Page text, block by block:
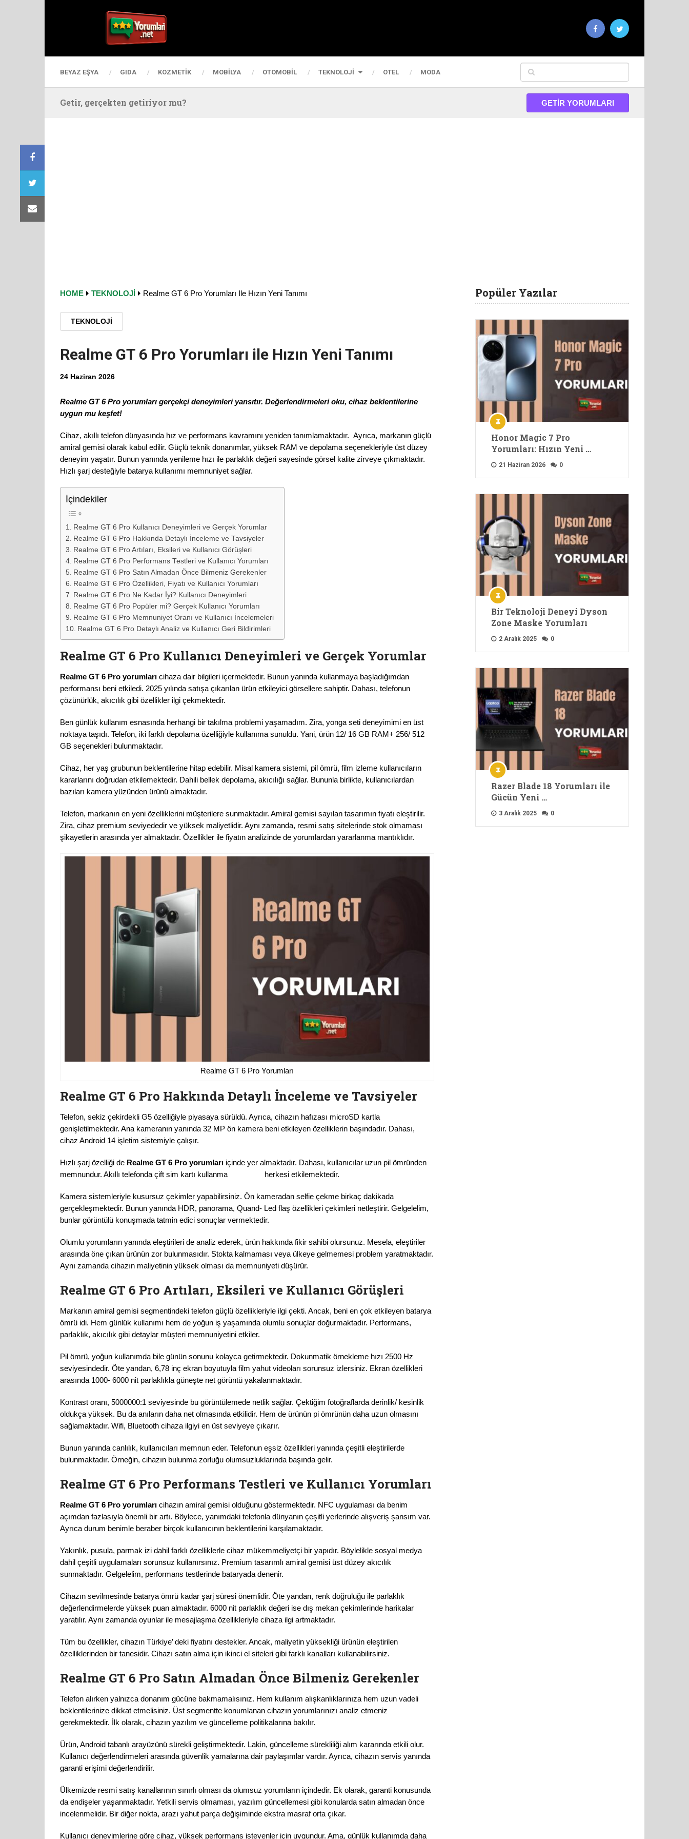
BEYAZ EŞYA GIDA KOZMETIK MOBILYA OTOMOBIL TEKNOLOJI OTEL MODA
Getir, gerçekten getiriyor mu? GETIR YORUMLARI
HOME TEKNOLOJI Realme GT 6 Pro Yorumları Ile Hızın Yeni Tanımı
TEKNOLOJI
Realme GT 6 Pro Yorumları ile Hızın Yeni Tanımı
24 Haziran 2026
Realme GT 6 Pro yorumları gerçekçi deneyimleri yansıtır. Değerlendirmeleri oku, cihaz beklentilerine
uygun mu keşfet!
Cihaz, akıllı telefon dünyasında hız ve performans kavramını yeniden tanımlamaktadır. Ayrıca, markanın güçlü
amiral gemisi olarak kabul edilir. Güçlü teknik donanımlar, yüksek RAM ve depolama seçenekleriyle üst düzey
deneyim yaşatır. Bunun yanında yenileme hızı ile parlaklık değeri sayesinde görsel kalite zirveye çıkmaktadır.
Hızlı şarj desteğiyle batarya kullanımı memnuniyet sağlar.
İçindekiler
Realme GT 6 Pro Kullanıcı Deneyimleri ve Gerçek Yorumlar
Realme GT 6 Pro Hakkında Detaylı İnceleme ve Tavsiyeler
Realme GT 6 Pro Artıları, Eksileri ve Kullanıcı Görüşleri
Realme GT 6 Pro Performans Testleri ve Kullanıcı Yorumları
Realme GT 6 Pro Satın Almadan Önce Bilmeniz Gerekenler
Realme GT 6 Pro Özellikleri, Fiyatı ve Kullanıcı Yorumları
Realme GT 6 Pro Ne Kadar İyi? Kullanıcı Deneyimleri
Realme GT 6 Pro Popüler mi? Gerçek Kullanıcı Yorumları
Realme GT 6 Pro Memnuniyet Oranı ve Kullanıcı İncelemeleri
Realme GT 6 Pro Detaylı Analiz ve Kullanıcı Geri Bildirimleri
Realme GT 6 Pro Kullanıcı Deneyimleri ve Gerçek Yorumlar
Realme GT 6 Pro yorumları cihaza dair bilgileri içermektedir. Bunun yanında kullanmaya başladığımdan
performansı beni etkiledi. 2025 yılında satışa çıkarılan ürün etkileyici görsellere sahiptir. Dahası, telefonun
çözünürlük, akıcılık gibi özellikler ilgi çekmektedir.
Ben günlük kullanım esnasında herhangi bir takılma problemi yaşamadım. Zira, yonga seti deneyimimi en üst
noktaya taşıdı. Telefon, iki farklı depolama özelliğiyle kullanıma sunuldu. Yani, ürün 12/ 16 GB RAM+ 256/ 512
GB seçenekleri bulunmaktadır.
Cihaz, her yaş grubunun beklentilerine hitap edebilir. Misal kamera sistemi, pil ömrü, film izleme kullanıcıların
kararlarını doğrudan etkilemektedir. Dahili bellek depolama, akıcılığı sağlar. Bununla birlikte, kullanıcılardan
bazıları kamera yüzünden ürünü almaktadır.
Telefon, markanın en yeni özelliklerini müşterilere sunmaktadır. Amiral gemisi sayılan tasarımın fiyatı eleştirilir.
Zira, cihaz premium seviyededir ve yüksek maliyetlidir. Aynı zamanda, resmi satış sitelerinde stok olmaması
şikayetlerin arasında yer almaktadır. Özellikler ile fiyatın analizinde de yorumlardan yararlanma mantıklıdır.
Realme GT 6 Pro Yorumları
Realme GT 6 Pro Hakkında Detaylı İnceleme ve Tavsiyeler
Telefon, sekiz çekirdekli G5 özelliğiyle piyasaya sürüldü. Ayrıca, cihazın hafızası microSD kartla
genişletilmektedir. Ana kameranın yanında 32 MP ön kamera beni etkileyen özelliklerin başındadır. Dahası,
cihaz Android 14 işletim sistemiyle çalışır.
Hızlı şarj özelliği de Realme GT 6 Pro yorumları içinde yer almaktadır. Dahası, kullanıcılar uzun pil ömründen
memnundur. Akıllı telefonda çift sim kartı kullanma herkesi etkilemektedir.
Kamera sistemleriyle kusursuz çekimler yapabilirsiniz. Ön kameradan selfie çekme birkaç dakikada
gerçekleşmektedir. Bunun yanında HDR, panorama, Quand- Led flaş özellikleri çekimleri netleştirir. Gelgelelim,
bunlar görüntülü konuşmada tatmin edici sonuçlar vermektedir.
Olumlu yorumların yanında eleştirileri de analiz ederek, ürün hakkında fikir sahibi olursunuz. Mesela, eleştiriler
arasında öne çıkan ürünün zor bulunmasıdır. Stokta kalmaması veya ülkeye gelmemesi problem yaratmaktadır.
Aynı zamanda cihazın maliyetinin yüksek olması da memnuniyeti düşürür.
Realme GT 6 Pro Artıları, Eksileri ve Kullanıcı Görüşleri
Markanın amiral gemisi segmentindeki telefon güçlü özellikleriyle ilgi çekti. Ancak, beni en çok etkileyen batarya
ömrü idi. Hem günlük kullanımı hem de yoğun iş yaşamında olumlu sonuçlar doğurmaktadır. Performans,
parlaklık, akıcılık gibi detaylar müşteri memnuniyetini etkiler.
Pil ömrü, yoğun kullanımda bile günün sonunu kolayca getirmektedir. Dokunmatik örnekleme hızı 2500 Hz
seviyesindedir. Öte yandan, 6,78 inç ekran boyutuyla film yahut videoları sorunsuz izlersiniz. Ekran özellikleri
arasında 1000- 6000 nit parlaklıkla güneşte net görüntü yakalanmaktadır.
Kontrast oranı, 5000000:1 seviyesinde bu görüntülemede netlik sağlar. Çektiğim fotoğraflarda derinlik/ kesinlik
oldukça yüksek. Bu da anıların daha net olmasında etkilidir. Hem de ürünün pi ömrünün daha uzun olmasını
sağlamaktadır. Wifi, Bluetooth cihaza ilgiyi en üst seviyeye çıkarır.
Bunun yanında canlılık, kullanıcıları memnun eder. Telefonun eşsiz özellikleri yanında çeşitli eleştirilerde
bulunmaktadır. Örneğin, cihazın bulunma zorluğu olumsuzluklarında başında gelir.
Realme GT 6 Pro Performans Testleri ve Kullanıcı Yorumları
Realme GT 6 Pro yorumları cihazın amiral gemisi olduğunu göstermektedir. NFC uygulaması da benim
açımdan fazlasıyla önemli bir artı. Böylece, yanımdaki telefonla dünyanın çeşitli yerlerinde alışveriş şansım var.
Ayrıca durum benimle beraber birçok kullanıcının beklentilerini karşılamaktadır.
Yakınlık, pusula, parmak izi dahil farklı özelliklerle cihaz mükemmeliyetçi bir yapıdır. Böylelikle sosyal medya
dahil çeşitli uygulamaları sorunsuz kullanırsınız. Premium tasarımlı amiral gemisi üst düzey akıcılık
sunmaktadır. Gelgelelim, performans testlerinde bataryada denenir.
Cihazın sevilmesinde batarya ömrü kadar şarj süresi önemlidir. Öte yandan, renk doğruluğu ile parlaklık
değerlendirmelerde yüksek puan almaktadır. 6000 nit parlaklık değeri ise dış mekan çekimlerinde harikalar
yaratılır. Aynı zamanda oyunlar ile mesajlaşma özellikleriyle cihaza ilgi artmaktadır.
Tüm bu özellikler, cihazın Türkiye’ deki fiyatını destekler. Ancak, maliyetin yüksekliği ürünün eleştirilen
özelliklerinden bir tanesidir. Cihazı satın alma için ikinci el siteleri gibi farklı kanalları kullanabilirsiniz.
Realme GT 6 Pro Satın Almadan Önce Bilmeniz Gerekenler
Telefon alırken yalnızca donanım gücüne bakmamalısınız. Hem kullanım alışkanlıklarınıza hem uzun vadeli
beklentilerinize dikkat etmelisiniz. Üst segmentte konumlanan cihazın yorumlarınızı analiz etmeniz
gerekmektedir. İlk olarak, cihazın yazılım ve güncelleme politikalarına bakılır.
Ürün, Android tabanlı arayüzünü sürekli geliştirmektedir. Lakin, güncelleme sürekliliği alım kararında etkili olur.
Kullanıcı değerlendirmeleri arasında güvenlik yamalarına dair paylaşımlar vardır. Ayrıca, cihazın servis yanında
garanti erişimi değerlendirilir.
Ülkemizde resmi satış kanallarının sınırlı olması da olumsuz yorumların içindedir. Ek olarak, garanti konusunda
da endişeler yaşanmaktadır. Yetkili servis olmaması, yazılım güncellemesi gibi konularda satın almadan önce
incelenmelidir. Bir diğer nokta, arazı yahut parça değişiminde ekstra masraf orta çıkar.
Kullanıcı deneyimlerine göre cihaz, yüksek performans isteyenler için uygundur. Ama, günlük kullanımda daha
Popüler Yazılar
Honor Magic 7 Pro
Yorumları: Hızın Yeni …
21 Haziran 2026 0
Bir Teknoloji Deneyi Dyson
Zone Maske Yorumları
2 Aralık 2025 0
Razer Blade 18 Yorumları ile
Gücün Yeni …
3 Aralık 2025 0